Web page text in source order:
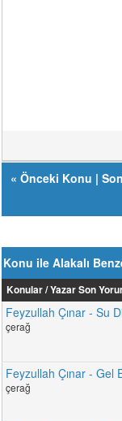
«Önceki Konu |
Konu ile Alakalı
Konular / YazarSon
Feyzullah Çınar - Su
çerağ
Feyzullah Çınar - Gel
çerağ